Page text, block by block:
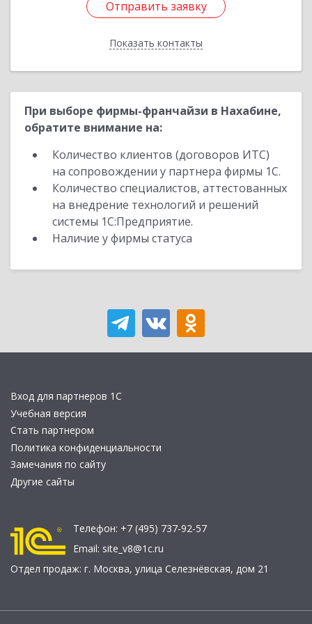
Отправить заявку
Показать контакты
Отправить заявку
Назад
При выборе фирмы-франчайзи в Нахабине,
обратите внимание на:
Количество клиентов (договоров ИТС)
на сопровождении у партнера фирмы 1С.
Количество специалистов, аттестованных
на внедрение технологий и решений
системы 1С:Предприятие.
Наличие у фирмы статуса
Вход для партнеров 1С
Учебная версия
Стать партнером
Политика конфиденциальности
Замечания по сайту
Другие сайты
Телефон: +7 (495) 737-92-57
Email: site_v8@1c.ru
Отдел продаж: г. Москва, улица Селезнёвская, дом 21